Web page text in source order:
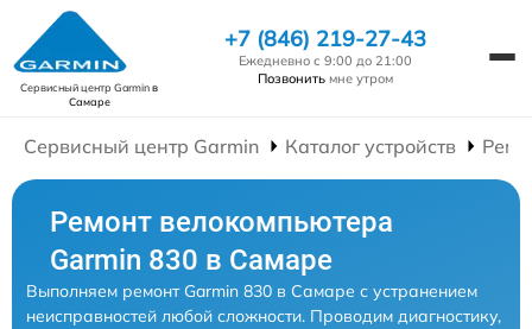
Сервисный центр Garminв
Самаре
+7 (846) 219-27-43
Ежедневно с 9:00 до 21:00
Позвонить мне утром
Сервисный центр Garmin Каталог устройств
Ремонт велокомпьютера
Garmin 830 в Самаре
Выполняем ремонт Garmin 830 в Самаре с устранением
неисправностей любой сложности. Проводим диагностику,